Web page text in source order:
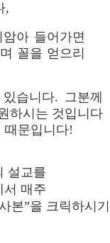
,
아 들어가면
꼴을 얻으리
습니다. 그분께
하시는 것입니다
때문입니다!
설교를
매주
본”을 크릭하시기